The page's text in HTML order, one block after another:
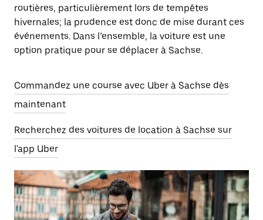
routières, particulièrement lors de tempêtes
hivernales; la prudence est donc de mise durant ces
événements. Dans l’ensemble, la voiture est une
option pratique pour se déplacer à Sachse.
Commandez une course avec Uber à Sachse dès
maintenant
Recherchez des voitures de location à Sachse sur
l'app Uber